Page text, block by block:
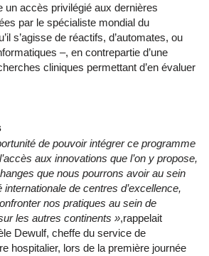
un accès privilégié aux dernières
par le spécialiste mondial du
s’agisse de réactifs, d’automates, ou
–, en contrepartie d’une
cliniques permettant d’en évaluer
de pouvoir intégrer ce programme
aux innovations que l’on y propose,
que nous pourrons avoir au sein
de centres d’excellence,
nos pratiques au sein de
les autres continents »,rappelait
Dewulf, cheffe du service de
hospitalier, lors de la première journée